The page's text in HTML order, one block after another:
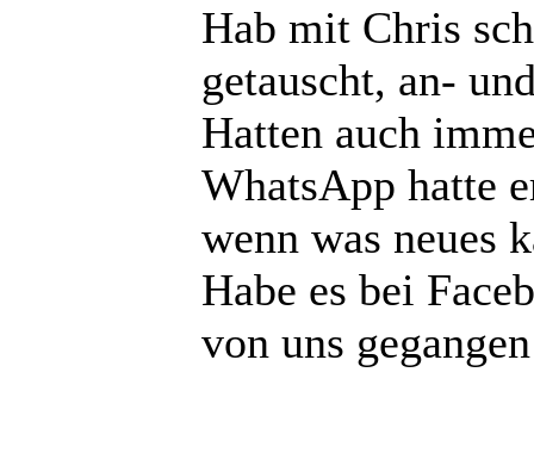
Hab mit Chris
getauscht, an-
Hatten auch
WhatsApp hatte
wenn was neues
Habe es bei
von uns